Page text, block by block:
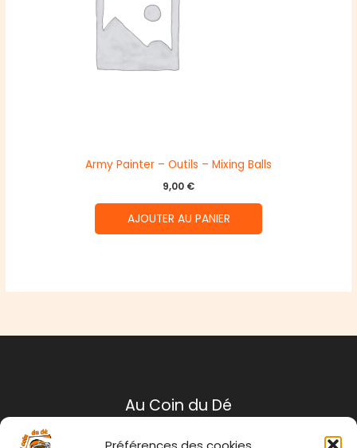
Army Painter – Outils – Mixing Balls
9,00 €
AJOUTER AU PANIER
Au Coin du Dé